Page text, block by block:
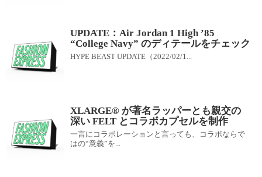
UPDATE：Air Jordan 1 High ’85
“College Navy” のディテールをチェック
HYPE BEAST UPDATE（2022/02/1...
XLARGE® が著名ラッパーとも親交の
深い FELT とコラボカプセルを制作
一言にコラボレーションと言っても、コラボならで
はの“意義”を...